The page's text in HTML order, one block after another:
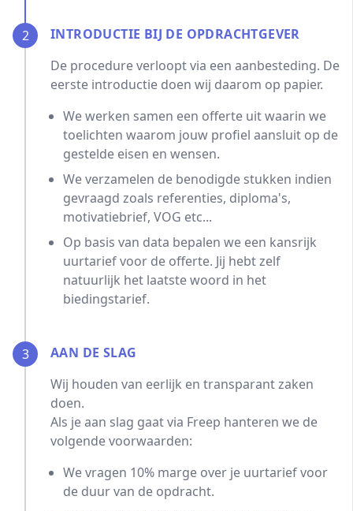
2
INTRODUCTIE BIJ DE OPDRACHTGEVER
De procedure verloopt via een aanbesteding. De
eerste introductie doen wij daarom op papier.
We werken samen een offerte uit waarin we
toelichten waarom jouw profiel aansluit op de
gestelde eisen en wensen.
We verzamelen de benodigde stukken indien
gevraagd zoals referenties, diploma's,
motivatiebrief, VOG etc...
Op basis van data bepalen we een kansrijk
uurtarief voor de offerte. Jij hebt zelf
natuurlijk het laatste woord in het
biedingstarief.
3
AAN DE SLAG
Wij houden van eerlijk en transparant zaken
doen.
Als je aan slag gaat via Freep hanteren we de
volgende voorwaarden:
We vragen 10% marge over je uurtarief voor
de duur van de opdracht.